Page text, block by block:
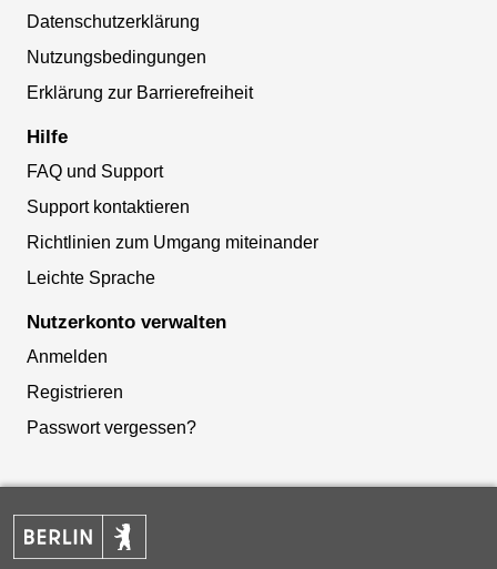
Datenschutzerklärung
Nutzungsbedingungen
Erklärung zur Barrierefreiheit
Hilfe
FAQ und Support
Support kontaktieren
Richtlinien zum Umgang miteinander
Leichte Sprache
Nutzerkonto verwalten
Anmelden
Registrieren
Passwort vergessen?